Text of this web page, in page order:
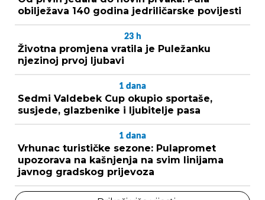
obilježava 140 godina jedriličarske povijesti
23 h
Životna promjena vratila je Puležanku
njezinoj prvoj ljubavi
1 dana
Sedmi Valdebek Cup okupio sportaše,
susjede, glazbenike i ljubitelje pasa
1 dana
Vrhunac turističke sezone: Pulapromet
upozorava na kašnjenja na svim linijama
javnog gradskog prijevoza